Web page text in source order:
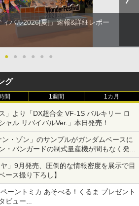
ィバル2026[夏]」速報&詳細レポー
● ● ● ● ● ●
グ
間 1週間 1カ月
」より「DX超合金 VF-1S バルキリー ロ
ャル リバイバルVer.」本日発売！
ン・ゾン」のサンプルがガンダムベースに
・バンガードの制式量産機が間もなく発送
下ろし】
ヤ」9月発売、圧倒的な情報密度を展示で目
ース撮り下ろし】
ペーントミカ あそべる！くるま プレゼント
ビュー